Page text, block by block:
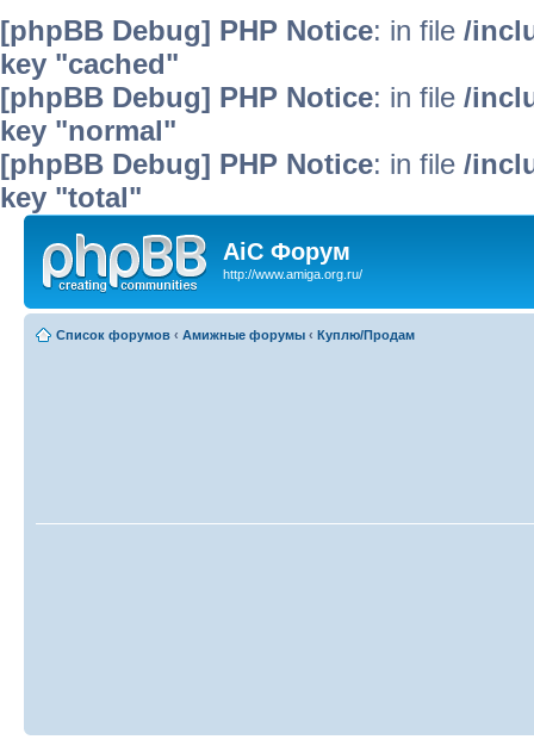
[phpBB Debug] PHP Notice: in file /
key "cached"
[phpBB Debug] PHP Notice: in file /
key "normal"
[phpBB Debug] PHP Notice: in file /
key "total"
AiC Форум
http://www.amiga.org.ru/
Список форумов ‹ Амижные форумы ‹ Куплю/Продам